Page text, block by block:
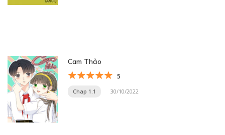
Cam Thảo
5
Chap 1.1 30/10/2022